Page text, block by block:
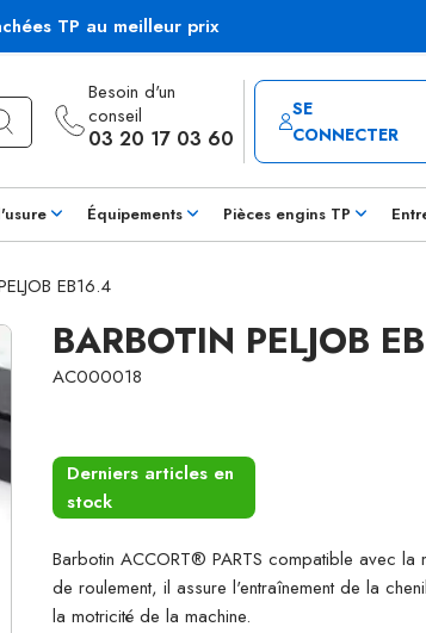
TP au meilleur prix
Besoin d'un
conseil
03 20 17 03 60
SE
CONNECTER
Équipements Pièces engins TP
EB16.4
BARBOTIN PELJOB
AC000018
Derniers articles en
stock
Barbotin ACCORT® PARTS compatible avec la
de roulement, il assure l'entraînement de la
la motricité de la machine.